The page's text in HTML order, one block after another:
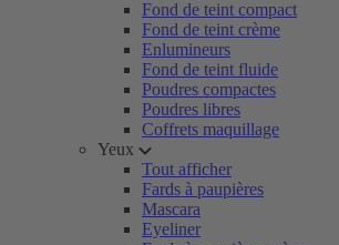
Fond de teint compact
Fond de teint crème
Enlumineurs
Fond de teint fluide
Poudres compactes
Poudres libres
Coffrets maquillage
Yeux
Tout afficher
Fards à paupières
Mascara
Eyeliner